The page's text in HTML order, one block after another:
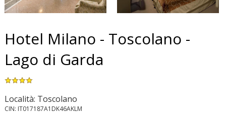
Hotel Milano - Toscolano -
Lago di Garda
Località: Toscolano
CIN: IT017187A1DK46AKLM